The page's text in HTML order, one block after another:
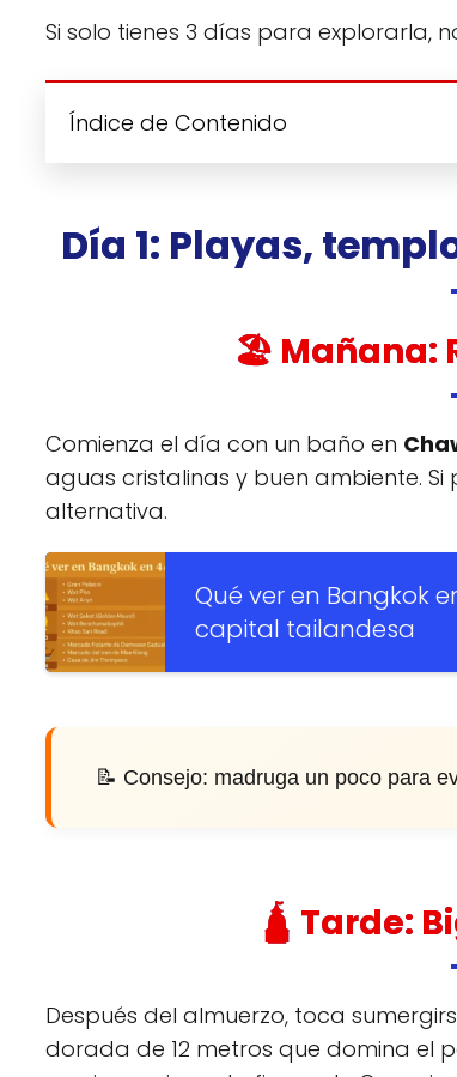
Si solo tienes 3 días para explorarla,
Índice de Contenido
Día 1: Playas,
🏖️ Mañana:
Comienza el día con un baño en
aguas cristalinas y buen ambiente.
alternativa.
Qué ver en Bangkok
capital tailandesa
📝 Consejo: madruga un poco para
🛕 Tarde:
Después del almuerzo, toca
dorada de 12 metros que domina el